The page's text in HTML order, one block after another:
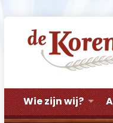
Wie zijn wij?